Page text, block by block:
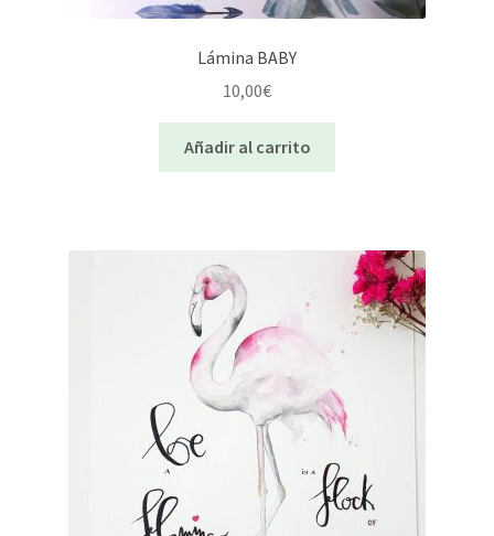
Lámina BABY
10,00€
Añadir al carrito